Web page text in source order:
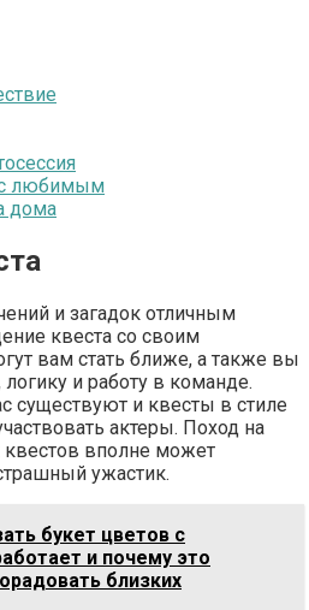
с любимым
дома
и загадок отличным
квеста со своим
вам стать ближе, а также вы
и работу в команде.
существуют и квесты в стиле
актеры. Поход на
вполне может
ужастик.
букет цветов с
и почему это
близких